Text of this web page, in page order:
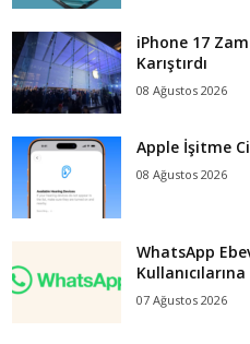
iPhone 17
Karıştırdı
08 Ağustos 2026
Apple İşitme
08 Ağustos 2026
WhatsApp
07 Ağustos 2026